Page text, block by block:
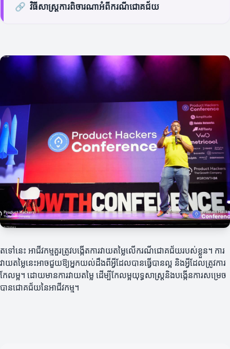
🔗 វិធីសាស្ត្រការពិចារណាអំពីករណីជោគជ័យ
តទៅនេះ អាជីវកម្មគួរត្រូវបង្កើតការវាយតម្លៃលើករណីជោគជ័យរបស់ខ្លួន។ ការ
វាយតម្លៃនេះអាចជួយឱ្យអ្នកយល់ដឹងពីអ្វីដែលបានធ្វើបានល្អ និងអ្វីដែលត្រូវការ
កែលម្អ។ ដោយមានការវាយតម្លៃ ដើម្បីកែលម្អយុទ្ធសាស្ត្រនិងបង្កើនការសម្រេច
បានជោគជ័យនៃអាជីវកម្ម។